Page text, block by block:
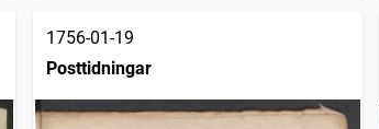
1756-01-19
Posttidningar